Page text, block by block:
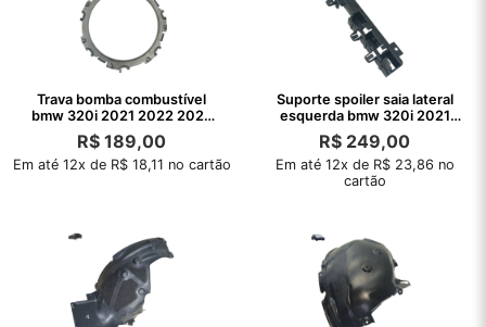
Trava bomba combustível
bmw 320i 2021 2022 2023
2024
R$ 189,00
Em até 12x de R$ 18,11 no cartão
Suporte spoiler saia lateral
esquerda bmw 320i 2021
2022
R$ 249,00
Em até 12x de R$ 23,86 no
cartão